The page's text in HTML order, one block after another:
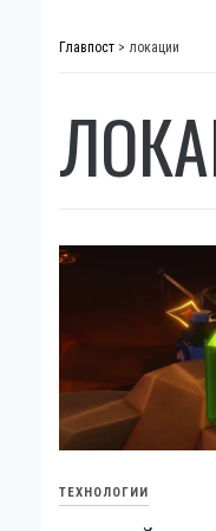
Главпост > локации
ТЕХНОЛОГИИ